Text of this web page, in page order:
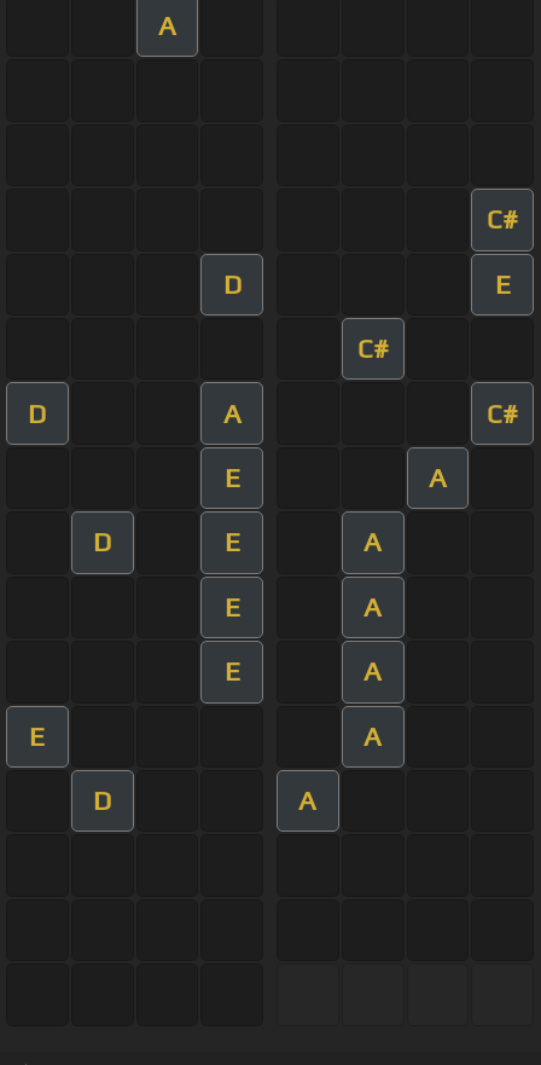
A
C#
D E
C#
D A C#
E A
D E A
E A
E A
E A
D A